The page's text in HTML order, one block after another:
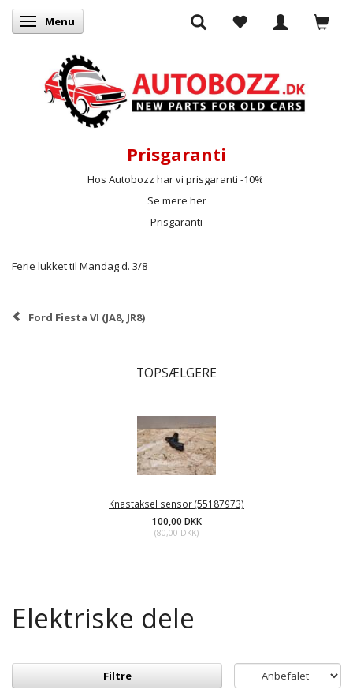
Skifte navigation
Menu
Prisgaranti
Hos Autobozz har vi prisgaranti -10%
Se mere her
Prisgaranti
Ferie lukket til Mandag d. 3/8
Ford Fiesta VI (JA8, JR8)
TOPSÆLGERE
Knastaksel sensor (55187973)
100,00 DKK
(80,00 DKK)
Elektriske dele
Filtre